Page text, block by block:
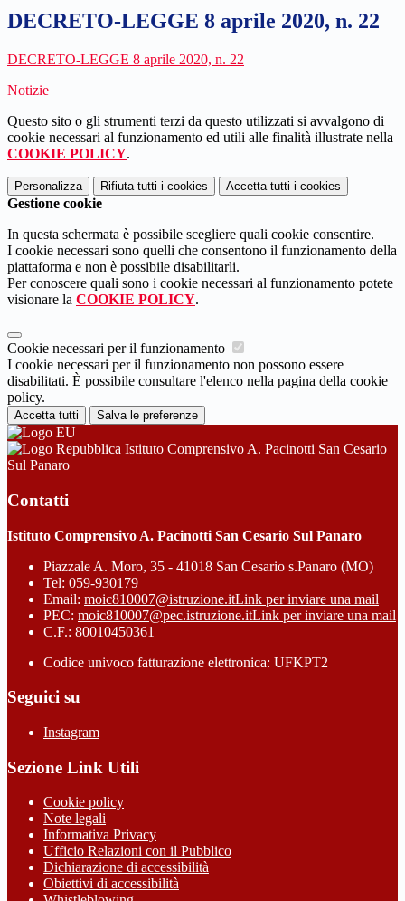
DECRETO-LEGGE 8 aprile 2020, n. 22
DECRETO-LEGGE 8 aprile 2020, n. 22
Notizie
Questo sito o gli strumenti terzi da questo utilizzati si avvalgono di
cookie necessari al funzionamento ed utili alle finalità illustrate nella
COOKIE POLICY.
Personalizza Rifiuta tutti i cookies Accetta tutti i cookies
Gestione cookie
In questa schermata è possibile scegliere quali cookie consentire.
I cookie necessari sono quelli che consentono il funzionamento della
piattaforma e non è possibile disabilitarli.
Per conoscere quali sono i cookie necessari al funzionamento potete
visionare la COOKIE POLICY.
Cookie necessari per il funzionamento
I cookie necessari per il funzionamento non possono essere
disabilitati. È possibile consultare l'elenco nella pagina della cookie
policy.
Accetta tutti Salva le preferenze
Istituto Comprensivo A. Pacinotti San Cesario
Sul Panaro
Contatti
Istituto Comprensivo A. Pacinotti San Cesario Sul Panaro
Piazzale A. Moro, 35 - 41018 San Cesario s.Panaro (MO)
Tel: 059-930179
Email: moic810007@istruzione.itLink per inviare una mail
PEC: moic810007@pec.istruzione.itLink per inviare una mail
C.F.: 80010450361
Codice univoco fatturazione elettronica: UFKPT2
Seguici su
Instagram
Sezione Link Utili
Cookie policy
Note legali
Informativa Privacy
Ufficio Relazioni con il Pubblico
Dichiarazione di accessibilità
Obiettivi di accessibilità